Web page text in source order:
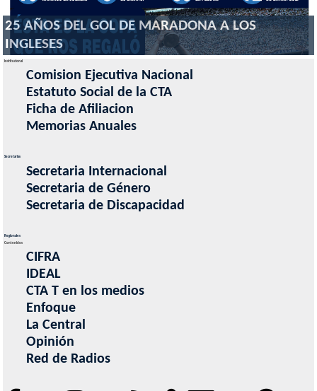
25 AÑOS DEL GOL DE MARADONA A LOS
INGLESES
Institucional
Comision Ejecutiva Nacional
Estatuto Social de la CTA
Ficha de Afiliacion
Memorias Anuales
Secretarias
Secretaria Internacional
Secretaria de Género
Secretaria de Discapacidad
Regionales
Contenidos
CIFRA
IDEAL
CTA T en los medios
Enfoque
La Central
Opinión
Red de Radios